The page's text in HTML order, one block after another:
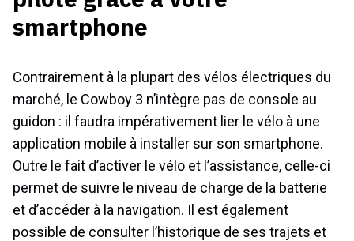
smartphone
Contrairement à la plupart des vélos électriques du
marché, le Cowboy 3 n’intègre pas de console au
guidon : il faudra impérativement lier le vélo à une
application mobile à installer sur son smartphone.
Outre le fait d’activer le vélo et l’assistance, celle-ci
permet de suivre le niveau de charge de la batterie
et d’accéder à la navigation. Il est également
possible de consulter l’historique de ses trajets et